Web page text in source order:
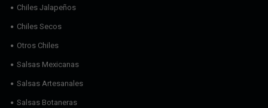
Chiles Jalapeños
Chiles Secos
Otros Chiles
Salsas Mexicanas
Salsas Artesanales
Salsas Botaneras